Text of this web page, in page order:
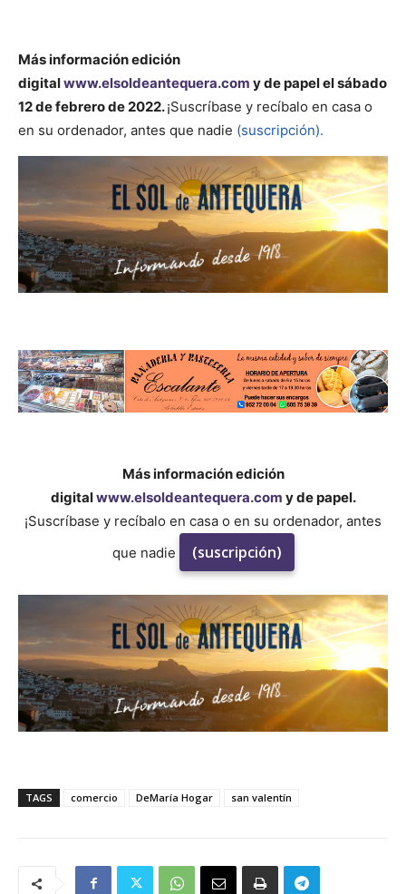
Más informaciónedición
digitalwww.elsoldeantequera.com y de papel el sábado
12 de febrero de 2022.¡Suscríbase y recíbalo en casa o
en su ordenador, antes que nadie (suscripción).
Más información edición
digitalwww.elsoldeantequera.com y de papel.
¡Suscríbase y recíbalo en casa o en su ordenador, antes
que nadie
(suscripción)
TAGS comercio DeMaría Hogar san valentín